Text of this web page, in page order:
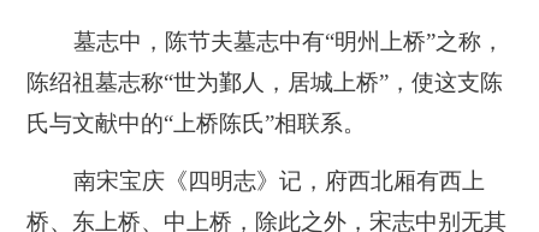
墓志中，陈节夫墓志中有“明州上桥”之称，
陈绍祖墓志称“世为鄞人，居城上桥”，使这支陈
氏与文献中的“上桥陈氏”相联系。
南宋宝庆《四明志》记，府西北厢有西上
桥、东上桥、中上桥，除此之外，宋志中别无其